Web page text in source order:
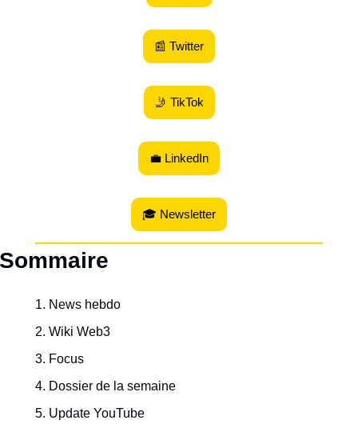
📰 Twitter
🤳 TikTok
💼 LinkedIn
🎓 Newsletter
Sommaire
News hebdo
Wiki Web3
Focus
Dossier de la semaine
Update YouTube